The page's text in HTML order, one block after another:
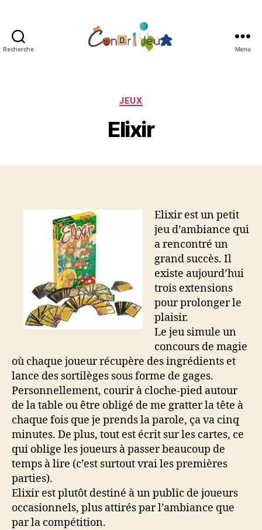
Recherche Menu
Catégories
JEUX
Elixir
Elixir est un petit
jeu d’ambiance qui
a rencontré un
grand succès. Il
existe aujourd’hui
trois extensions
pour prolonger le
plaisir.
Le jeu simule un
concours de magie
où chaque joueur récupère des ingrédients et
lance des sortilèges sous forme de gages.
Personnellement, courir à cloche-pied autour
de la table ou être obligé de me gratter la tête à
chaque fois que je prends la parole, ça va cinq
minutes. De plus, tout est écrit sur les cartes, ce
qui oblige les joueurs à passer beaucoup de
temps à lire (c’est surtout vrai les premières
parties).
Elixir est plutôt destiné à un public de joueurs
occasionnels, plus attirés par l’ambiance que
par la compétition.